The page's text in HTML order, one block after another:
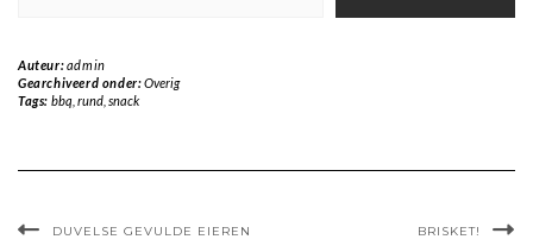
Auteur:admin
Gearchiveerd onder:Overig
Tags: bbq rund, snack
DUVELSE GEVULDE EIEREN BRISKET!